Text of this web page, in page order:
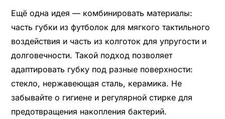
Ещё одна идея — комбинировать материалы:
часть губки из футболок для мягкого тактильного
воздействия и часть из колготок для упругости и
долговечности. Такой подход позволяет
адаптировать губку под разные поверхности:
стекло, нержавеющая сталь, керамика. Не
забывайте о гигиене и регулярной стирке для
предотвращения накопления бактерий.